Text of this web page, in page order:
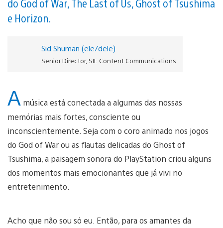
e Horizon.
Sid Shuman (ele/dele)
Senior Director, SIE Content Communications
A música está conectada a algumas das nossas
memórias mais fortes, consciente ou
inconscientemente. Seja com o coro animado nos jogos
do God of War ou as flautas delicadas do Ghost of
Tsushima, a paisagem sonora do PlayStation criou alguns
dos momentos mais emocionantes que já vivi no
entretenimento.
Acho que não sou só eu. Então, para os amantes da